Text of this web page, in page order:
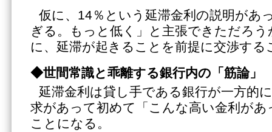
仮に、14％という延滞金利の説明があ
ぎる。もっと低く」と主張できただろ
に、延滞が起きることを前提に交渉す
◆世間常識と乖離する銀行内の「筋論」
延滞金利は貸し手である銀行が一方的
求があって初めて「こんな高い金利が
ことになる。